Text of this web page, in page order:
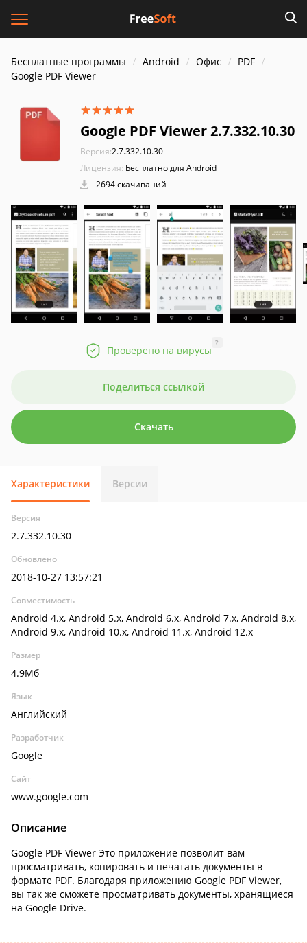
Бесплатные программы Android Офис
PDF
Google PDF Viewer
Google PDF Viewer 2.7.332.10.30
Версия:2.7.332.10.30
Лицензия: Бесплатно для Android
2694 скачиваний
Проверено на вирусы
?
Поделиться ссылкой
Скачать
Характеристики Версии
Версия
2.7.332.10.30
Обновлено
2018-10-27 13:57:21
Совместимость
Android 4.x, Android 5.x, Android 6.x, Android 7.x, Android 8.x,
Android 9.x, Android 10.x, Android 11.x, Android 12.x
Размер
4.9Мб
Язык
Английский
Разработчик
Google
Сайт
www.google.com
Описание
Google PDF Viewer Это приложение позволит вам
просматривать, копировать и печатать документы в
формате PDF. Благодаря приложению Google PDF Viewer,
вы так же сможете просматривать документы, хранящиеся
на Google Drive.